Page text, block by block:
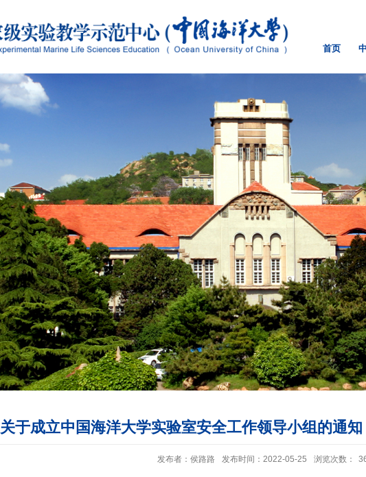
首页
关于成立中国海洋大学实验室安全工作领导小组的通知
发布者：侯路路 发布时间：2022-05-25 浏览次数：